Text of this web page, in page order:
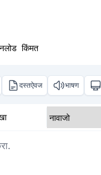
किंमत
दस्तऐवज भाषण